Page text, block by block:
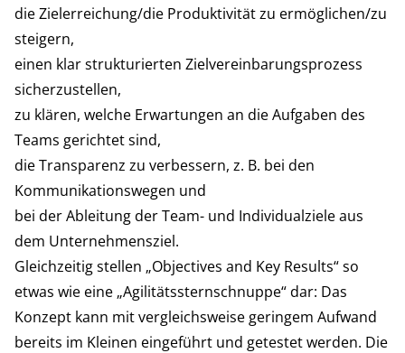
die Zielerreichung/die Produktivität zu ermöglichen/zu
steigern,
einen klar strukturierten Zielvereinbarungsprozess
sicherzustellen,
zu klären, welche Erwartungen an die Aufgaben des
Teams gerichtet sind,
die Transparenz zu verbessern, z. B. bei den
Kommunikationswegen und
bei der Ableitung der Team- und Individualziele aus
dem Unternehmensziel.
Gleichzeitig stellen „Objectives and Key Results“ so
etwas wie eine „Agilitätssternschnuppe“ dar: Das
Konzept kann mit vergleichsweise geringem Aufwand
bereits im Kleinen eingeführt und getestet werden. Die